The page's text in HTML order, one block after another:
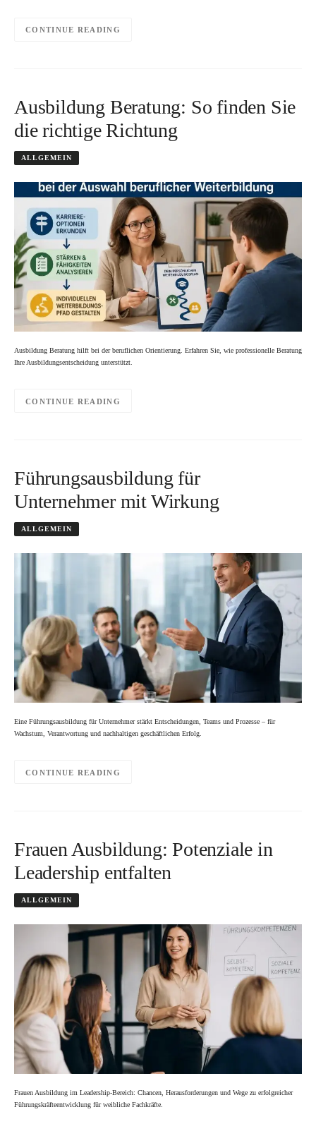
CONTINUE READING
Ausbildung Beratung: So finden Sie
die richtige Richtung
ALLGEMEIN
Ausbildung Beratung hilft bei der beruflichen Orientierung. Erfahren Sie, wie professionelle Beratung
Ihre Ausbildungsentscheidung unterstützt.
CONTINUE READING
Führungsausbildung für
Unternehmer mit Wirkung
ALLGEMEIN
Eine Führungsausbildung für Unternehmer stärkt Entscheidungen, Teams und Prozesse – für
Wachstum, Verantwortung und nachhaltigen geschäftlichen Erfolg.
CONTINUE READING
Frauen Ausbildung: Potenziale in
Leadership entfalten
ALLGEMEIN
Frauen Ausbildung im Leadership-Bereich: Chancen, Herausforderungen und Wege zu erfolgreicher
Führungskräfteentwicklung für weibliche Fachkräfte.